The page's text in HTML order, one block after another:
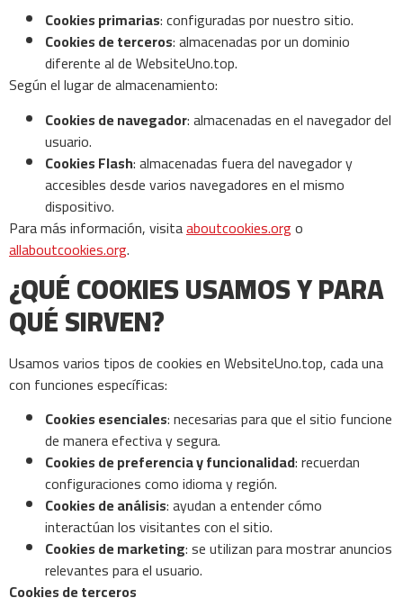
Cookies primarias: configuradas por nuestro sitio.
Cookies de terceros: almacenadas por un dominio
diferente al de WebsiteUno.top.
Según el lugar de almacenamiento:
Cookies de navegador: almacenadas en el navegador del
usuario.
Cookies Flash: almacenadas fuera del navegador y
accesibles desde varios navegadores en el mismo
dispositivo.
Para más información, visitaaboutcookies.orgo
allaboutcookies.org.
¿QUÉ COOKIES USAMOS Y PARA
QUÉ SIRVEN?
Usamos varios tipos de cookies en WebsiteUno.top, cada una
con funciones específicas:
Cookies esenciales: necesarias para que el sitio funcione
de manera efectiva y segura.
Cookies de preferencia y funcionalidad: recuerdan
configuraciones como idioma y región.
Cookies de análisis: ayudan a entender cómo
interactúan los visitantes con el sitio.
Cookies de marketing: se utilizan para mostrar anuncios
relevantes para el usuario.
Cookies de terceros